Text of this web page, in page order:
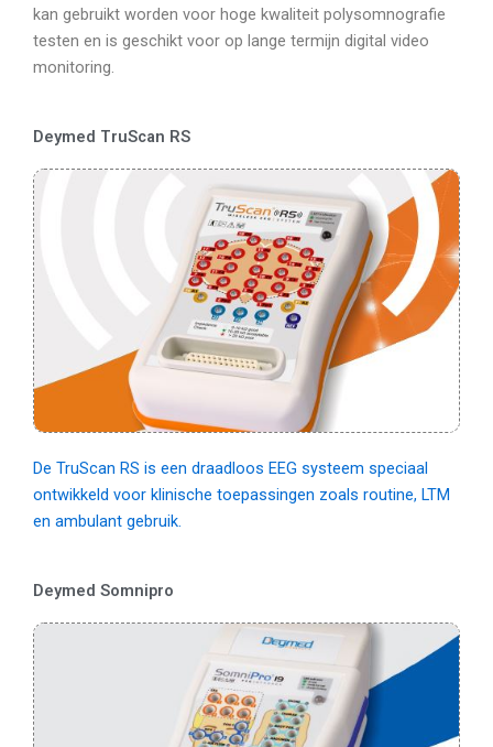
kan gebruikt worden voor hoge kwaliteit polysomnografie
testen en is geschikt voor op lange termijn digital video
monitoring.
Deymed TruScan RS
De TruScan RS is een draadloos EEG systeem speciaal
ontwikkeld voor klinische toepassingen zoals routine, LTM
en ambulant gebruik.
Deymed Somnipro